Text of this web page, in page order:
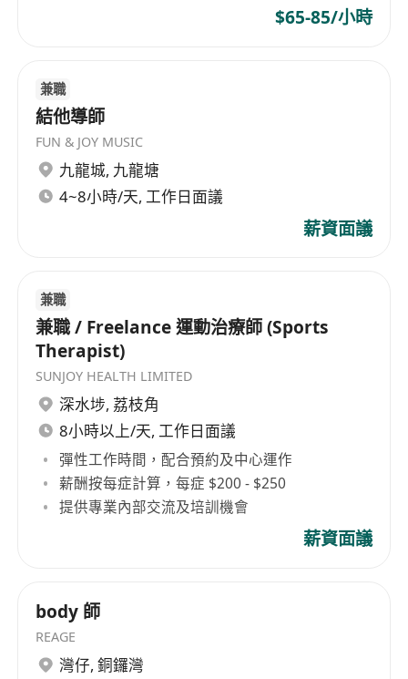
$65-85/小時
兼職
結他導師
FUN & JOY MUSIC
九龍城, 九龍塘
4~8小時/天, 工作日面議
薪資面議
兼職
兼職 / Freelance 運動治療師 (Sports
Therapist)
SUNJOY HEALTH LIMITED
深水埗, 荔枝角
8小時以上/天, 工作日面議
彈性工作時間，配合預約及中心運作
薪酬按每症計算，每症 $200 - $250
提供專業內部交流及培訓機會
薪資面議
body 師
REAGE
灣仔, 銅鑼灣